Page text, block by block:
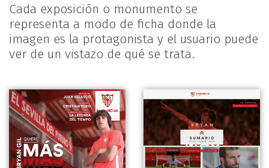
Cada exposición o monumento se
representa a modo de ficha donde la
imagen es la protagonista y el usuario puede
ver de un vistazo de qué se trata.